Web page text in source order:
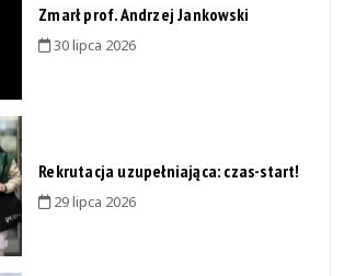
Zmarł prof. Andrzej Jankowski
30 lipca 2026
Rekrutacja uzupełniająca: czas-start!
29 lipca 2026